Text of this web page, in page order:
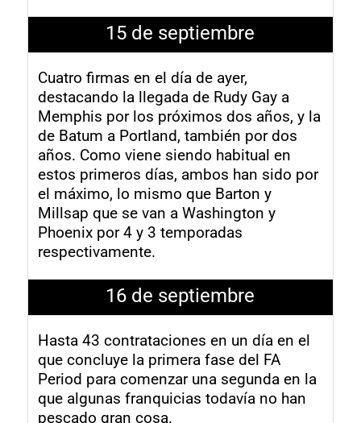
15 de septiembre
Cuatro firmas en el día de ayer,
destacando la llegada de Rudy Gay a
Memphis por los próximos dos años, y la
de Batum a Portland, también por dos
años. Como viene siendo habitual en
estos primeros días, ambos han sido por
el máximo, lo mismo que Barton y
Millsap que se van a Washington y
Phoenix por 4 y 3 temporadas
respectivamente.
16 de septiembre
Hasta 43 contrataciones en un día en el
que concluye la primera fase del FA
Period para comenzar una segunda en la
que algunas franquicias todavía no han
pescado gran cosa.